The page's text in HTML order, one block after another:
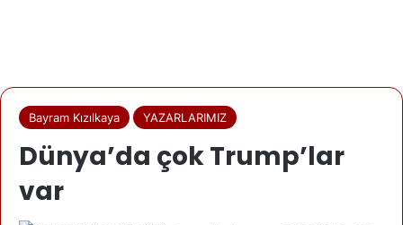
Bayram Kızılkaya YAZARLARIMIZ
Dünya’da çok Trump’lar
var